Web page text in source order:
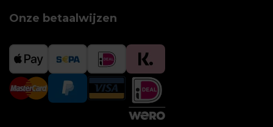
Onze betaalwijzen